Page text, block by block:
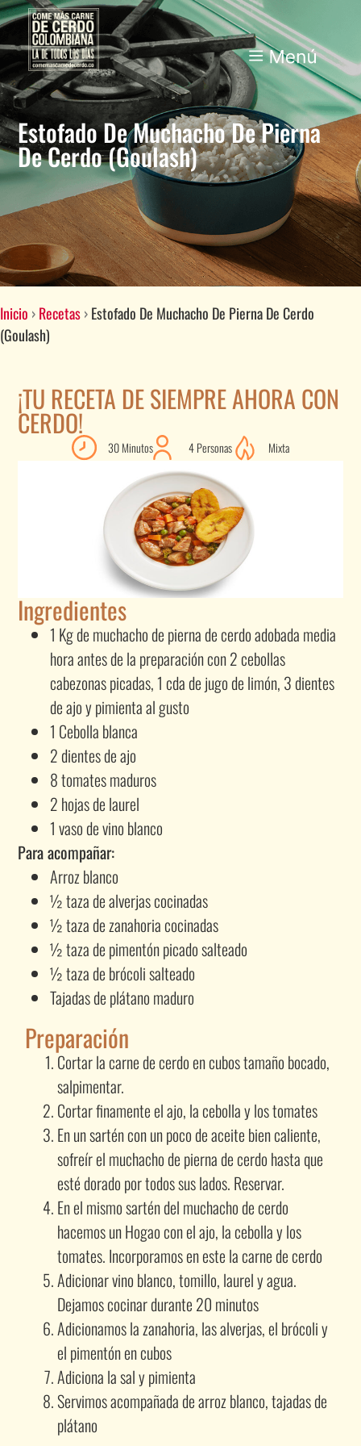
Estofado De Muchacho De Pierna
De Cerdo (Goulash)
Inicio ›Recetas›Estofado De Muchacho De Pierna De Cerdo
(Goulash)
¡TU RECETA DE SIEMPRE AHORA CON
CERDO!
30 Minutos 4 Personas Mixta
Ingredientes
1 Kg de muchacho de pierna de cerdo adobada media
hora antes de la preparación con 2 cebollas
cabezonas picadas, 1 cda de jugo de limón, 3 dientes
de ajo y pimienta al gusto
1 Cebolla blanca
2 dientes de ajo
8 tomates maduros
2 hojas de laurel
1 vaso de vino blanco
Para acompañar:
Arroz blanco
½ taza de alverjas cocinadas
½ taza de zanahoria cocinadas
½ taza de pimentón picado salteado
½ taza de brócoli salteado
Tajadas de plátano maduro
Preparación
Cortar la carne de cerdo en cubos tamaño bocado,
salpimentar.
Cortar finamente el ajo, la cebolla y los tomates
En un sartén con un poco de aceite bien caliente,
sofreír el muchacho de pierna de cerdo hasta que
esté dorado por todos sus lados. Reservar.
En el mismo sartén del muchacho de cerdo
hacemos un Hogao con el ajo, la cebolla y los
tomates. Incorporamos en este la carne de cerdo
Adicionar vino blanco, tomillo, laurel y agua.
Dejamos cocinar durante 20 minutos
Adicionamos la zanahoria, las alverjas, el brócoli y
el pimentón en cubos
Adiciona la sal y pimienta
Servimos acompañada de arroz blanco, tajadas de
plátano